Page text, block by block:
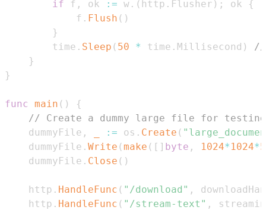
if f , ok := w . ( http . Flusher ) ; ok
{
			f
. Flush ( )
}
		time
. Sleep ( 50 * time . Millisecond )
//
}
}
func main ( )
{
// Create a dummy large file for testing
	dummyFile
, := os . Create (
	dummyFile
. Write (make ( [ ] byte , 1024* 1024*
	dummyFile
. Close ( )
	http
. HandleFunc ( "/download" ,
	http
. HandleFunc ( "/stream-text" ,